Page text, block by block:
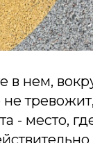
в нем,
- место,